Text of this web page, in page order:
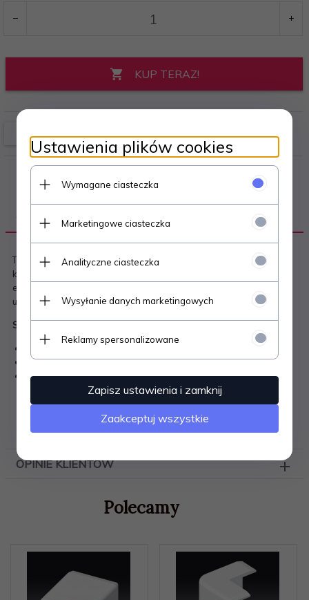
KUP TERAZ!
OPIS PRODUKTU
Trójnik do koryta instalacyjnego LHD32x15
. Ułatwia montaż
kanałów kablowych na ścianie - trójnik wykorzystywany do
estetycznego połaczenia korta ułożonego pionowo z korytem
ułożonym poziomo.
Specyfikacja techniczna:
Trójnik do koryta LHD32x15
Materiał - tworzywo PCV
Kolor - biały
PLIKI DO POBRANIA
OPINIE KLIENTÓW
Polecamy
Ustawienia plików cookies
Wymagane ciasteczka
Marketingowe ciasteczka
Analityczne ciasteczka
Wysyłanie danych marketingowych
Reklamy spersonalizowane
Zapisz ustawienia i zamknij
Zaakceptuj wszystkie